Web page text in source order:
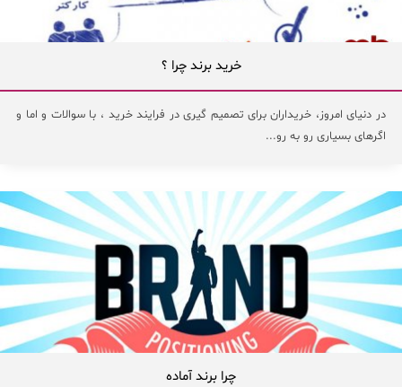
خرید برند چرا ؟
در دنیای امروز، خریداران برای تصمیم گیری در فرایند خرید ، با سوالات و اما و
اگرهای بسیاری رو به رو...
چرا برند آماده